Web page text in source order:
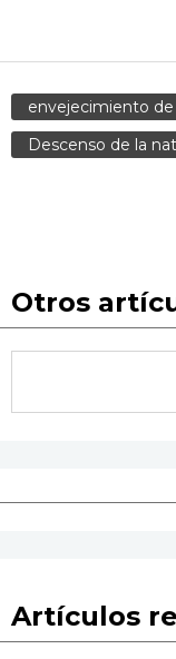
envejecimiento de
Descenso de la
Otros
Artículos